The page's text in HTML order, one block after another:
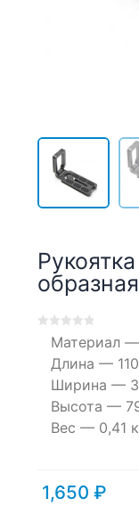
based
customer
Материал
Длина —
Ширина —
Высота —
Вес — 0,41
1,650 ₽